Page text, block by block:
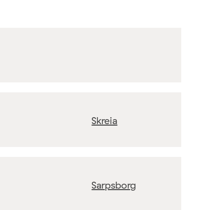
Skreia
Sarpsborg